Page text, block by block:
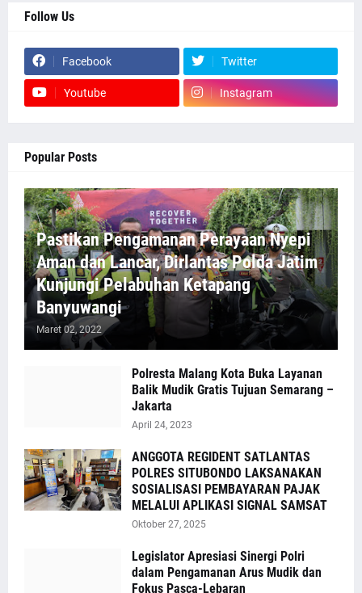
Follow Us
Facebook Twitter
Youtube Instagram
Popular Posts
Pastikan Pengamanan Perayaan Nyepi
Aman dan Lancar, Dirlantas Polda Jatim
Kunjungi Pelabuhan Ketapang
Banyuwangi
Maret 02, 2022
Polresta Malang Kota Buka Layanan
Balik Mudik Gratis Tujuan Semarang –
Jakarta
April 24, 2023
ANGGOTA REGIDENT SATLANTAS
POLRES SITUBONDO LAKSANAKAN
SOSIALISASI PEMBAYARAN PAJAK
MELALUI APLIKASI SIGNAL SAMSAT
Oktober 27, 2025
Legislator Apresiasi Sinergi Polri
dalam Pengamanan Arus Mudik dan
Fokus Pasca-Lebaran